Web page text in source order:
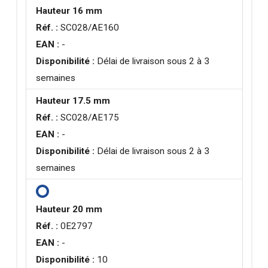
Hauteur 16 mm
Réf. : SC028/AE160
EAN : -
Disponibilité : Délai de livraison sous 2 à 3
semaines
Hauteur 17.5 mm
Réf. : SC028/AE175
EAN : -
Disponibilité : Délai de livraison sous 2 à 3
semaines
Hauteur 20 mm
Réf. : 0E2797
EAN : -
Disponibilité : 10